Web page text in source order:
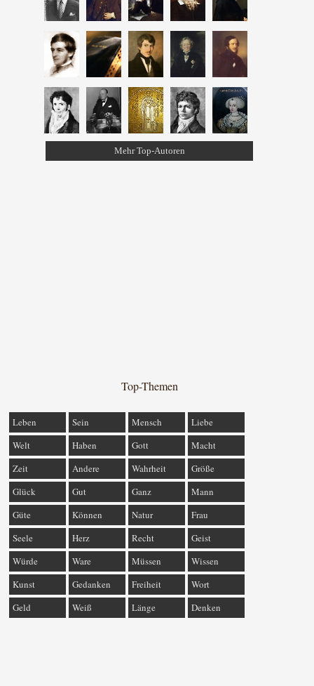
Mehr Top-Autoren
Top-Themen
Leben Sein Mensch
Liebe
Welt
Haben Gott
Macht
Zeit
Andere Wahrheit
Größe
Glück
Gut Ganz
Mann
Güte
Können Natur
Frau
Seele
Herz Recht
Geist
Würde
Ware Müssen
Wissen
Kunst
Gedanken Freiheit
Wort
Geld
Weiß Länge Denken